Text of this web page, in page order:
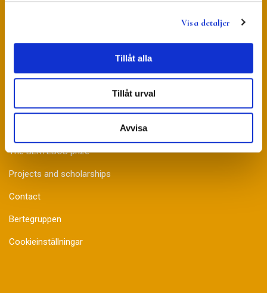
Visa detaljer
Tillåt alla
Tillåt urval
Avvisa
S-311 68 Slöinge
Phone. 0346-71 51 00
E-mail: info@bertebosstiftelse.se
The BERTEBOS prize
Projects and scholarships
Contact
Bertegruppen
Cookieinställningar